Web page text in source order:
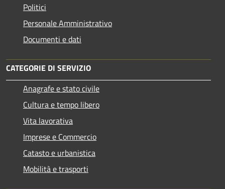
Politici
Personale Amministrativo
Documenti e dati
CATEGORIE DI SERVIZIO
Anagrafe e stato civile
Cultura e tempo libero
Vita lavorativa
Imprese e Commercio
Catasto e urbanistica
Mobilità e trasporti